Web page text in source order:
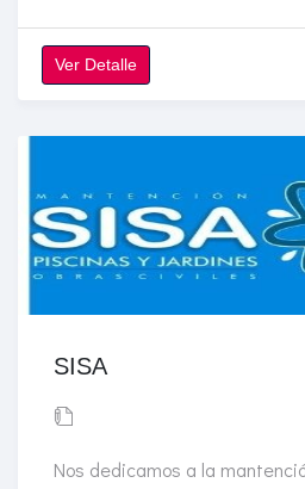
Ver Detalle
SISA
Nos dedicamos a la